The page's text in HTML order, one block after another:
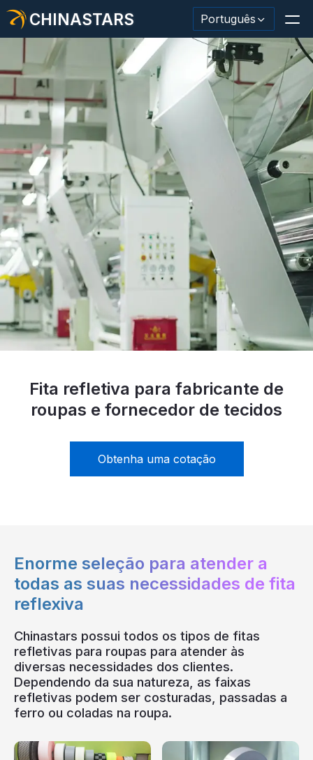
CHINASTARS Português
Material/fita reflexiva
Tecido reflexivo da moda
Roupas de segurança
Material que brilha no escuro
Acabamento Industrial Wash
Sobre CHINASTARS
Novo produto
Certificado
Catálogo
Vídeo
Contato
Fita refletiva para fabricante de
roupas e fornecedor de tecidos
Obtenha uma cotação
Enorme seleção para atender a
todas as suas necessidades de fita
reflexiva
Chinastars possui todos os tipos de fitas
refletivas para roupas para atender às
diversas necessidades dos clientes.
Dependendo da sua natureza, as faixas
refletivas podem ser costuradas, passadas a
ferro ou coladas na roupa.